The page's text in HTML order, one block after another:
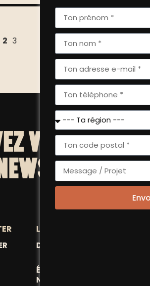
2 3
VOUS
L'ACTUALITÉ
DERNIÈRES ACTUS
ÉVÉNEMENTS
NATIONAUX